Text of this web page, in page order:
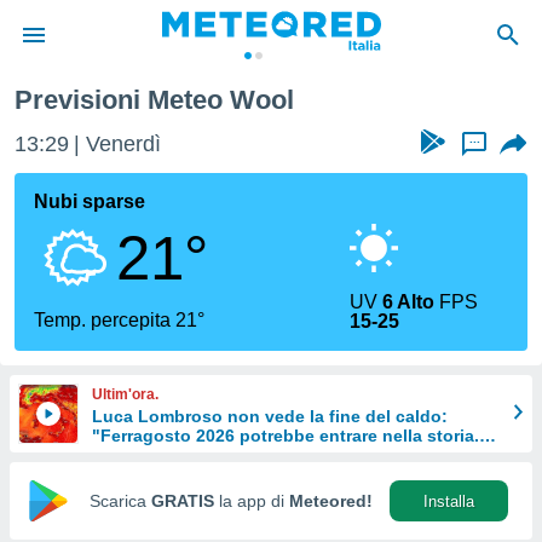
di
per
le
di
Web
Previsioni Meteo Wool
13:29 Venerdì ...
Nubi sparse
21°
Temp. percepita 21°
UV6 Alto FPS
15-25
Ultim'ora.
Luca Lombroso non vede la fine del caldo:
"Ferragosto 2026 potrebbe entrare nella storia.
Scarica GRATIS la app di Meteored! Installa